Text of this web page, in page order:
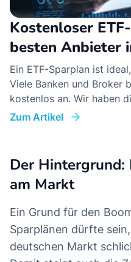
Kostenloser
besten Anbieter
Ein ETF-Sparplan ist
Viele Banken und Broker
kostenlos an. Wir haben
Zum Artikel
Der Hintergrund:
am Markt
Ein Grund für den
Sparplänen dürfte
deutschen Markt